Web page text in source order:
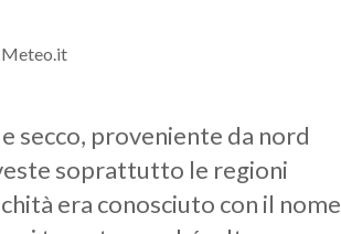
Meteo.it
secco, proveniente da nord
soprattutto le regioni
era conosciuto con il nome